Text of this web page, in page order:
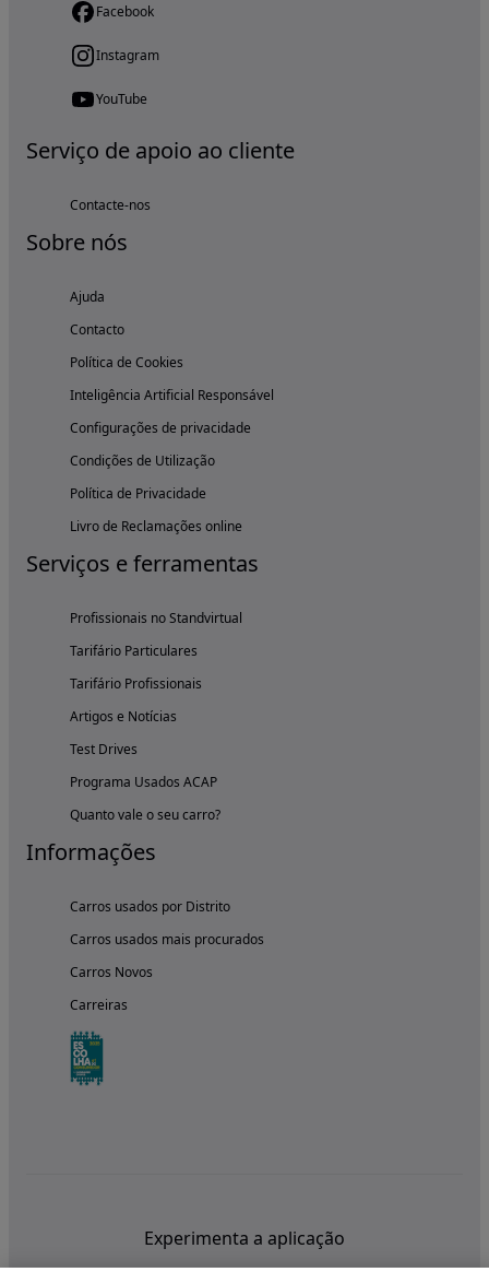
Facebook
Instagram
YouTube
Serviço de apoio ao cliente
Contacte-nos
Sobre nós
Ajuda
Contacto
Política de Cookies
Inteligência Artificial Responsável
Configurações de privacidade
Condições de Utilização
Política de Privacidade
Livro de Reclamações online
Serviços e ferramentas
Profissionais no Standvirtual
Tarifário Particulares
Tarifário Profissionais
Artigos e Notícias
Test Drives
Programa Usados ACAP
Quanto vale o seu carro?
Informações
Carros usados por Distrito
Carros usados mais procurados
Carros Novos
Carreiras
Experimenta a aplicação